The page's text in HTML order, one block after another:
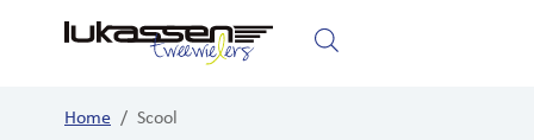
Home Fietsen Elektrische fietsen
Home / Scool